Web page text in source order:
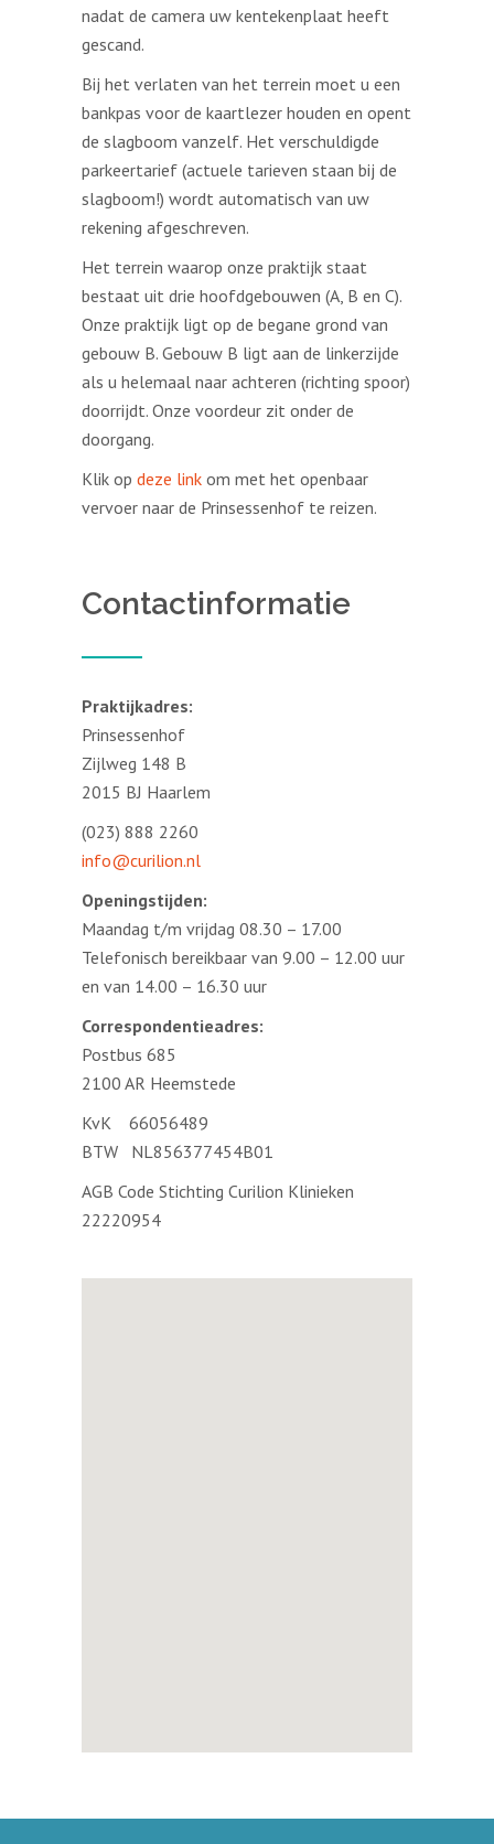
nadat de camera uw kentekenplaat heeft
gescand.
Bij het verlaten van het terrein moet u een
bankpas voor de kaartlezer houden en opent
de slagboom vanzelf. Het verschuldigde
parkeertarief (actuele tarieven staan bij de
slagboom!) wordt automatisch van uw
rekening afgeschreven.
Het terrein waarop onze praktijk staat
bestaat uit drie hoofdgebouwen (A, B en C).
Onze praktijk ligt op de begane grond van
gebouw B. Gebouw B ligt aan de linkerzijde
als u helemaal naar achteren (richting spoor)
doorrijdt. Onze voordeur zit onder de
doorgang.
Klik op deze link om met het openbaar
vervoer naar de Prinsessenhof te reizen.
Contactinformatie
Praktijkadres:
Prinsessenhof
Zijlweg 148 B
2015 BJ Haarlem
(023) 888 2260
info@curilion.nl
Openingstijden:
Maandag t/m vrijdag 08.30 – 17.00
Telefonisch bereikbaar van 9.00 – 12.00 uur
en van 14.00 – 16.30 uur
Correspondentieadres:
Postbus 685
2100 AR Heemstede
KvK 66056489
BTW NL856377454B01
AGB Code Stichting Curilion Klinieken
22220954